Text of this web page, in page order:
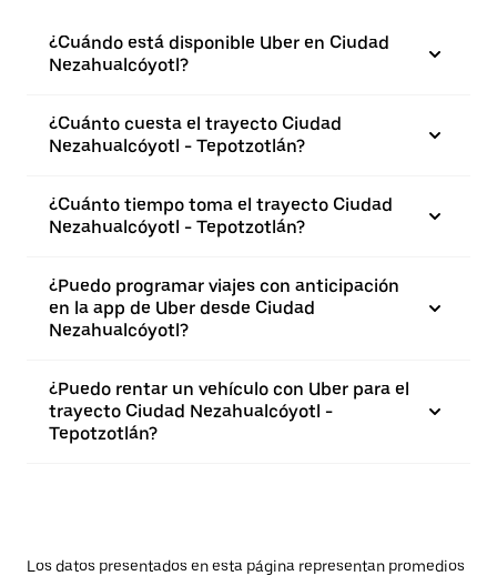
¿Cuándo está disponible Uber en Ciudad
Nezahualcóyotl?
¿Cuánto cuesta el trayecto Ciudad
Nezahualcóyotl - Tepotzotlán?
¿Cuánto tiempo toma el trayecto Ciudad
Nezahualcóyotl - Tepotzotlán?
¿Puedo programar viajes con anticipación
en la app de Uber desde Ciudad
Nezahualcóyotl?
¿Puedo rentar un vehículo con Uber para el
trayecto Ciudad Nezahualcóyotl -
Tepotzotlán?
Los datos presentados en esta página representan promedios